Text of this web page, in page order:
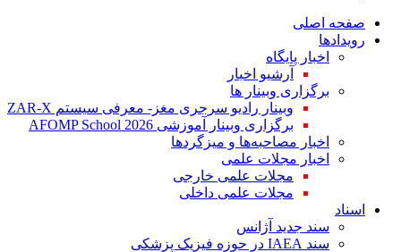
صفحه اصلی
رویدادها
اخبار پایگاه
آرشیو اخبار
برگزاری وبینار ها
وبینار رادیو سرجری مغز- معرفی سیستم ZAR-X
برگزاری وبینار آموزشی AFOMP School 2026
اخبار مصاحبه‌ها و میزگردها
اخبار مجلات علمی
مجلات علمی خارجی
مجلات علمی داخلی
اسناد
سند جدید آژانس
سند IAEA در حوزه فیزیک پزشکی